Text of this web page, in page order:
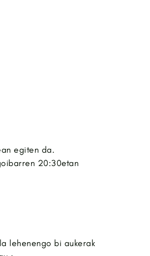
egiten da.
20:30etan
lehenengo bi aukerak